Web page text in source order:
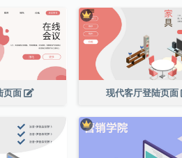
页面 现代客厅登陆页面